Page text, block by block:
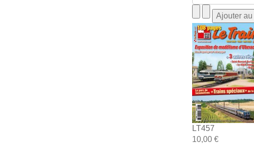
LT457
10,00 €